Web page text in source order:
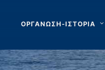
ΟΡΓΑΝΩΣΗ-ΙΣΤΟΡΙΑ